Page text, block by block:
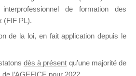
il y a un mois
de formation des
(FIF PL).
de la loi, en fait application depuis le
dès à présent qu’une majorité de
l’AGEFICE pour 2022.